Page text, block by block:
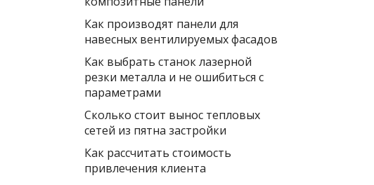
Как производят панели для
навесных вентилируемых фасадов
Как выбрать станок лазерной
резки металла и не ошибиться с
параметрами
Сколько стоит вынос тепловых
сетей из пятна застройки
Как рассчитать стоимость
привлечения клиента